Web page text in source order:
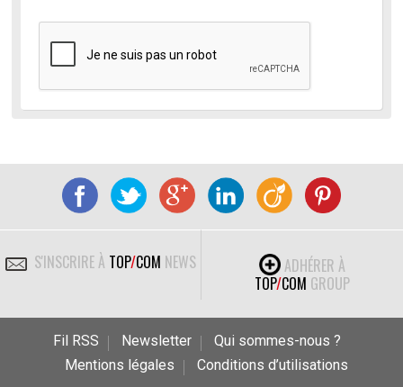
S'INSCRIRE À TOP/COM NEWS
ADHÉRER À
TOP/COM GROUP
Fil RSS Newsletter
Qui sommes-nous ?
Mentions légales
Conditions d’utilisations